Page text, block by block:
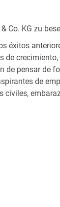
Co. KG zu
éxitos
de pensar de
de